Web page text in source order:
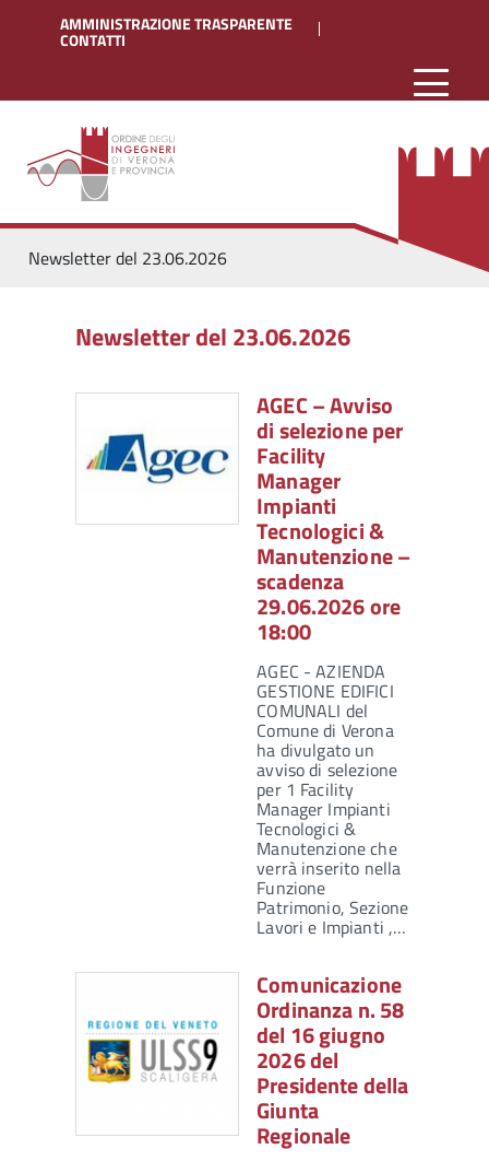
AMMINISTRAZIONE TRASPARENTE
CONTATTI
Newsletter del 23.06.2026
Newsletter del 23.06.2026
AGEC – Avviso
di selezione per
Facility
Manager
Impianti
Tecnologici &
Manutenzione –
scadenza
29.06.2026 ore
18:00
AGEC - AZIENDA
GESTIONE EDIFICI
COMUNALI del
Comune di Verona
ha divulgato un
avviso di selezione
per 1 Facility
Manager Impianti
Tecnologici &
Manutenzione che
verrà inserito nella
Funzione
Patrimonio, Sezione
Lavori e Impianti ,…
Comunicazione
Ordinanza n. 58
del 16 giugno
2026 del
Presidente della
Giunta
Regionale